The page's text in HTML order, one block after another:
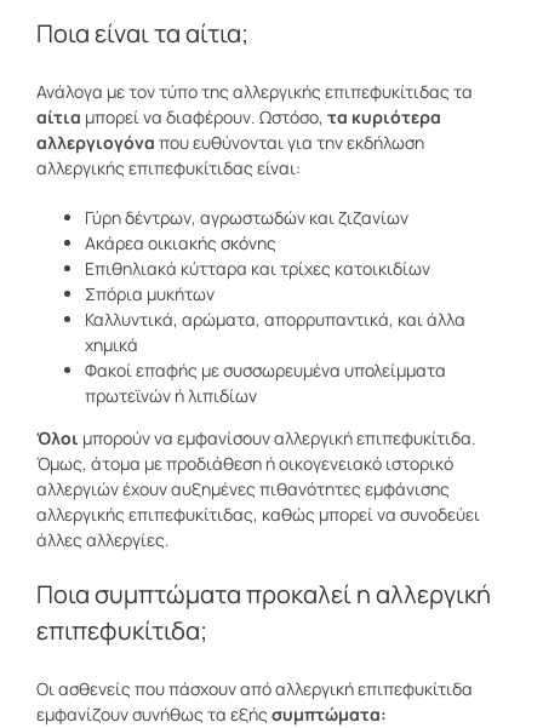
Ποια είναι τα αίτια;
Ανάλογα με τον τύπο της αλλεργικής επιπεφυκίτιδας τα
αίτια μπορεί να διαφέρουν. Ωστόσο, τα κυριότερα
αλλεργιογόνα που ευθύνονται για την εκδήλωση
αλλεργικής επιπεφυκίτιδας είναι:
Γύρη δέντρων, αγρωστωδών και ζιζανίων
Ακάρεα οικιακής σκόνης
Επιθηλιακά κύτταρα και τρίχες κατοικιδίων
Σπόρια μυκήτων
Καλλυντικά, αρώματα, απορρυπαντικά, και άλλα
χημικά
Φακοί επαφής με συσσωρευμένα υπολείμματα
πρωτεϊνών ή λιπιδίων
Όλοι μπορούν να εμφανίσουν αλλεργική επιπεφυκίτιδα.
Όμως, άτομα με προδιάθεση ή οικογενειακό ιστορικό
αλλεργιών έχουν αυξημένες πιθανότητες εμφάνισης
αλλεργικής επιπεφυκίτιδας, καθώς μπορεί να συνοδεύει
άλλες αλλεργίες.
Ποια συμπτώματα προκαλεί η αλλεργική
επιπεφυκίτιδα;
Οι ασθενείς που πάσχουν από αλλεργική επιπεφυκίτιδα
εμφανίζουν συνήθως τα εξής συμπτώματα: